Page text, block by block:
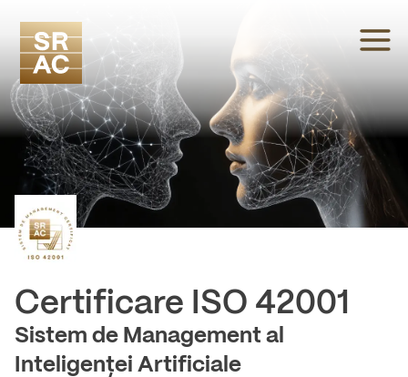
Certificare ISO 42001
Sistem de Management al
Inteligenței Artificiale